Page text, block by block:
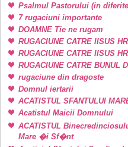
Psalmul Pastorului (in
7 rugaciuni importante
DOAMNE Tie ne rugam
RUGACIUNE CATRE IISUS
RUGACIUNE CATRE IISUS
RUGACIUNE CATRE BUNUL
rugaciune din dragoste
Domnul iertarii
ACATISTUL SFANTULUI
Acatistul Maicii Domnului
ACATISTUL
Mare �i Sf�nt